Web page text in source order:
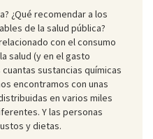
¿Qué recomendar a los
de la salud pública?
con el consumo
salud (y en el gasto
sustancias químicas
encontramos con unas
en varios miles
Y las personas
y dietas.